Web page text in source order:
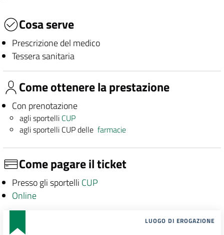
Cosa serve
Prescrizione del medico
Tessera sanitaria
Come ottenere la prestazione
Con prenotazione
agli sportelli CUP
agli sportelli CUP dellefarmacie
Come pagare il ticket
Presso gli sportelli CUP
Online
LUOGO DI EROGAZIONE